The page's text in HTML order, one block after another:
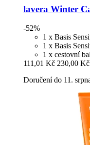
lavera Winter
-52%
1 x Basis
1 x Basis
1 x cestovní
111,01 Kč 230,00 Kč
Doručení do 11.